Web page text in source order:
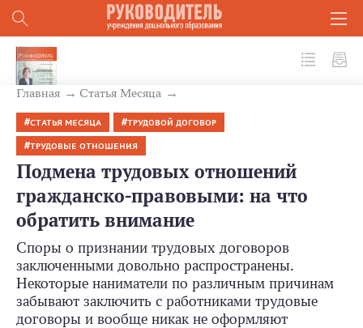
Главная Статья Месяца
СТАТЬЯ МЕСЯЦА ТРУДОВОЙ ДОГОВОР
ТРУДОВЫЕ ОТНОШЕНИЯ
Подмена трудовых отношений
гражданско-правовыми: на что
обратить внимание
Споры о признании трудовых договоров
заключенными довольно распространены.
Некоторые наниматели по различным причинам
забывают заключить с работниками трудовые
договоры и вообще никак не оформляют